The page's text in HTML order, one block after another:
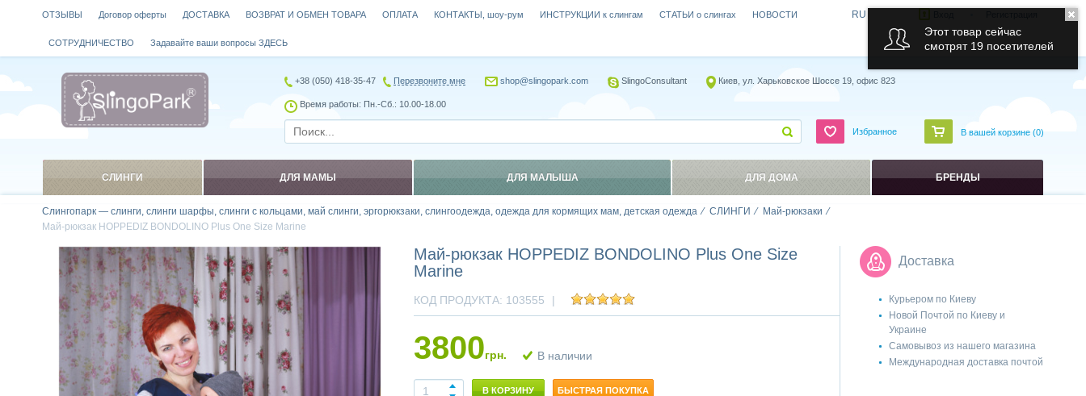
Слингопарк — слинги, слинги шарфы, слинги с кольцами, май слинги, эргорюкзаки, слингоодежда, одежда для кормящих мам, детская одежда СЛИНГИ
Май-рюкзаки
Май-рюкзак HOPPEDIZ BONDOLINO Plus One Size Marine
Май-рюкзак HOPPEDIZ BONDOLINO Plus One Size
Marine
КОД ПРОДУКТА: 103555 |
3800грн. В наличии
В КОРЗИНУ БЫСТРАЯ ПОКУПКА
Доставка
Курьером по Киеву
Новой Почтой по Киеву и
Украине
Самовывоз из нашего магазина
Международная доставка почтой
ОТЗЫВЫ Договор оферты ДОСТАВКА ВОЗВРАТ И ОБМЕН ТОВАРА ОПЛАТА КОНТАКТЫ, шоу-рум ИНСТРУКЦИИ к слингам СТАТЬИ о слингах НОВОСТИ
СОТРУДНИЧЕСТВО Задавайте ваши вопросы ЗДЕСЬ
RU
+38 (050) 418-35-47 Перезвоните мне shop@slingopark.com SlingoConsultant Киев, ул. Харьковское Шоссе 19, офис 823
Время работы: Пн.-Сб.: 10.00-18.00
Избранное В вашей корзине (0)
СЛИНГИ ДЛЯ МАМЫ ДЛЯ МАЛЫША ДЛЯ ДОМА БРЕНДЫ
Этот товар сейчас
смотрят 19 посетителей